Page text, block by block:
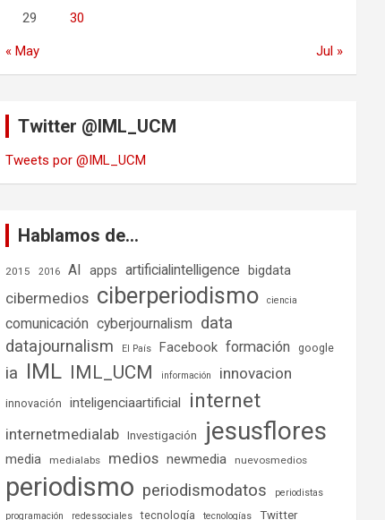
29 30
« May Jul »
Twitter @IML_UCM
Tweets por @IML_UCM
Hablamos de…
2015 2016 AI apps artificialintelligence bigdata
cibermedios ciberperiodismo ciencia
comunicación cyberjournalism data
datajournalism El País Facebook formación google
ia IML IML_UCM información innovacion
innovación inteligenciaartificial internet
internetmedialab Investigación jesusflores
media medialabs medios newmedia nuevosmedios
periodismo periodismodatos
periodistas
programación
redessociales tecnología tecnologías Twitter